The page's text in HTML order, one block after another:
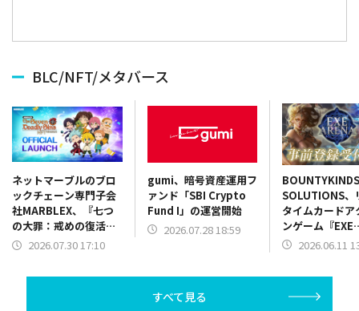
BLC/NFT/メタバース
ネットマーブルのブロ
ックチェーン専門子会
社MARBLEX、『七つ
の大罪：戒めの復活
NFT』を正式リリース
2026.07.30 17:10
gumi、暗号資産運用フ
ァンド「SBI Crypto
Fund I」の運営開始
2026.07.28 18:59
BOUNTYKINDS
SOLUTIONS、
タイムカードア
ンゲーム『EXE
ARENA』が事
2026.06.11
すべて見る